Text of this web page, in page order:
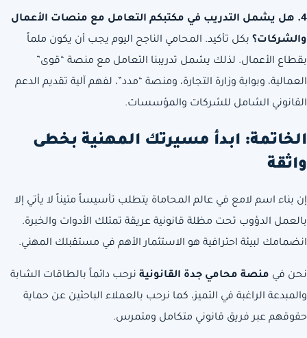
4. هل يشمل التدريب في مكتبكم التعامل مع منصات الأعمال
والشركات؟ بكل تأكيد. المحامي الناجح اليوم يجب أن يكون ملماً
بقطاع الأعمال. لذلك يشمل تدريبنا التعامل مع منصة “قوى”
العمالية، وبوابة وزارة التجارة، ومنصة “مدد”، لفهم آلية تقديم الدعم
القانوني الشامل للشركات والمؤسسات.
الخاتمة: ابدأ مسيرتك المهنية بخطى
واثقة
إن بناء اسم لامع في عالم المحاماة يتطلب تأسيساً متيناً لا يأتي إلا
بالعمل الدؤوب تحت مظلة قانونية عريقة تمتلك الأدوات والخبرة.
انضمامك لبيئة احترافية هو الاستثمار الأهم في مستقبلك المهني.
نحن في منصة محامي جدة القانونية نرحب دائماً بالطاقات الشابة
والمبدعة الراغبة في التميز، كما نرحب بالعملاء الباحثين عن حماية
حقوقهم عبر فريق قانوني متكامل ومتمرس.